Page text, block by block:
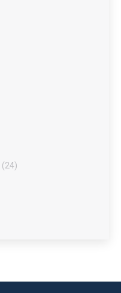
(24)